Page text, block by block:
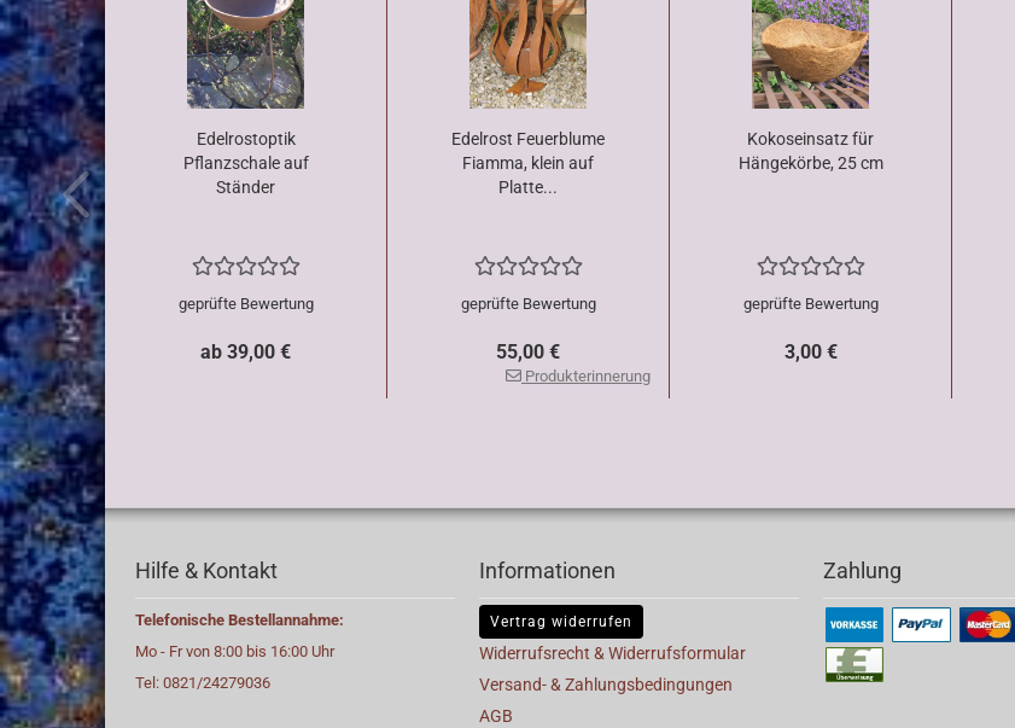
Edelrostoptik
Pflanzschale auf
Ständer
geprüfte Bewertung
ab 39,00 €
Edelrost Feuerblume
Fiamma, klein auf
Platte...
geprüfte Bewertung
55,00 €
Produkterinnerung
Kokoseinsatz für
Hängekörbe, 25 cm
geprüfte Bewertung
3,00 €
Hilfe & Kontakt
Telefonische Bestellannahme:
Mo - Fr von 8:00 bis 16:00 Uhr
Tel: 0821/24279036
Informationen
Vertrag widerrufen
Widerrufsrecht & Widerrufsformular
Versand- & Zahlungsbedingungen
AGB
Zahlung